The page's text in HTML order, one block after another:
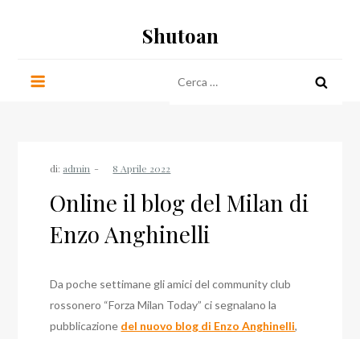
Shutoan
per:
di: admin
Online il blog del Milan di
Enzo Anghinelli
Da poche settimane gli amici del community club
rossonero “Forza Milan Today” ci segnalano la
pubblicazione del nuovo blog di Enzo Anghinelli,